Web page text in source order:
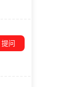
提问